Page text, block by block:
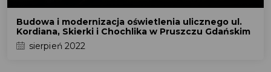
Budowa i modernizacja oświetlenia ulicznego ul.
Kordiana, Skierki i Chochlika w Pruszczu Gdańskim
sierpień 2022